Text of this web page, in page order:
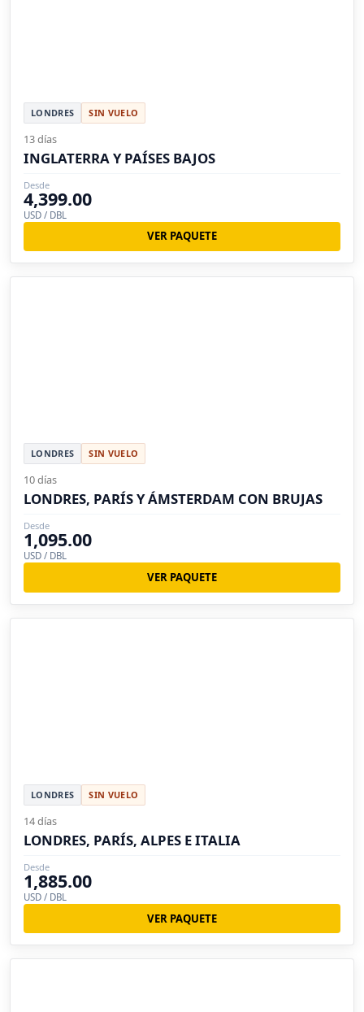
LONDRES SIN VUELO
13 días
INGLATERRA Y PAÍSES BAJOS
Desde
4,399.00
USD / DBL
VER PAQUETE
LONDRES SIN VUELO
10 días
LONDRES, PARÍS Y ÁMSTERDAM CON BRUJAS
Desde
1,095.00
USD / DBL
VER PAQUETE
LONDRES SIN VUELO
14 días
LONDRES, PARÍS, ALPES E ITALIA
Desde
1,885.00
USD / DBL
VER PAQUETE